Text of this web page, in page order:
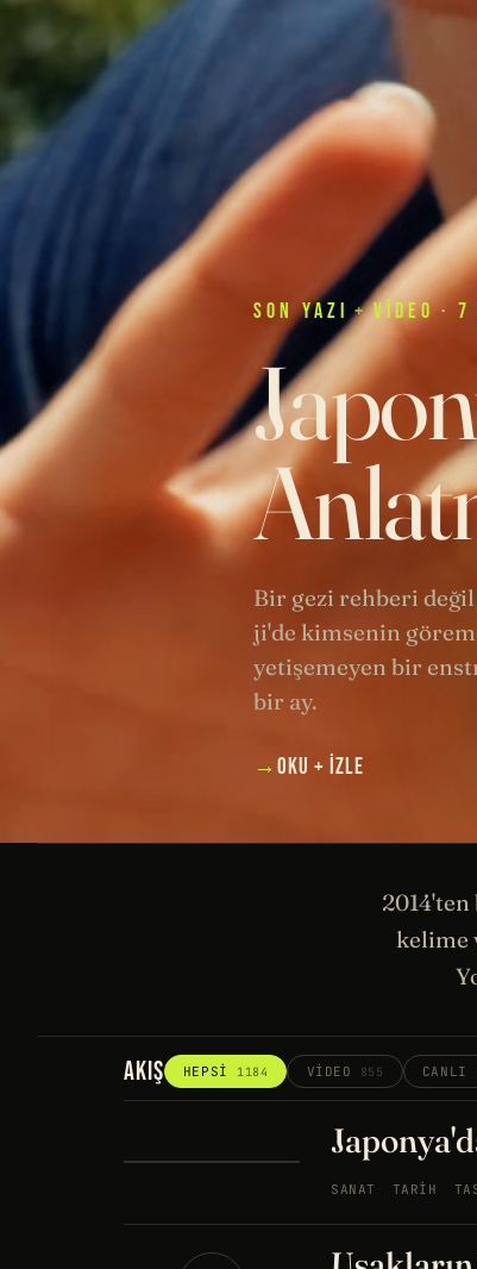
SONYAZI + VIDEO· 7
Bir gezi rehberi değil
ji'de kimsenin
yetişemeyen bir
bir ay.
→ OKU + İZLE
2014'ten
kelime
AKIŞ HEPSI 1184 VIDEO 855 CANLI
SANAT TARIH